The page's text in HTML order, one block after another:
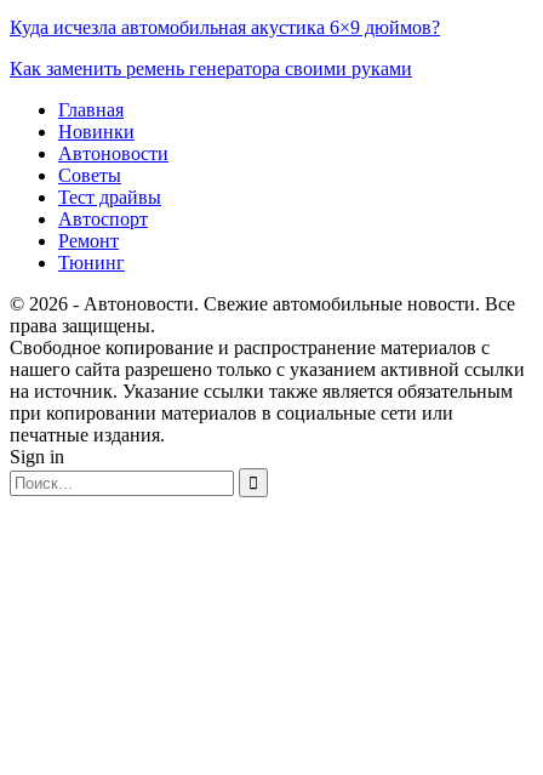
Куда исчезла автомобильная акустика 6×9 дюймов?
Как заменить ремень генератора своими руками
Главная
Новинки
Автоновости
Советы
Тест драйвы
Автоспорт
Ремонт
Тюнинг
© 2026 - Автоновости. Свежие автомобильные новости. Все
права защищены.
Свободное копирование и распространение материалов с
нашего сайта разрешено только с указанием активной ссылки
на источник. Указание ссылки также является обязательным
при копировании материалов в социальные сети или
печатные издания.
Sign in